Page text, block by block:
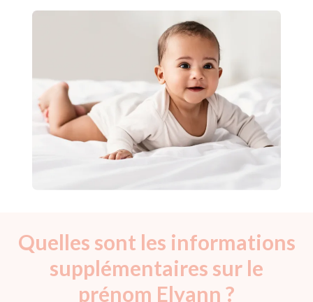
Quelles sont les informations
supplémentaires sur le
prénom Elyann ?